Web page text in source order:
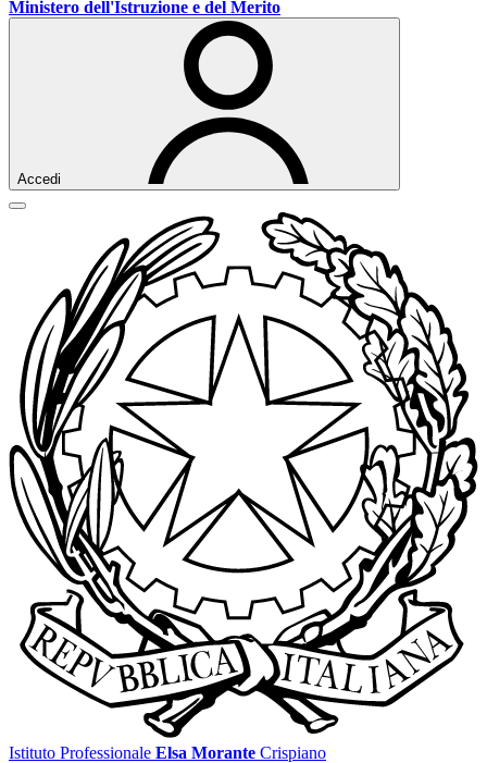
Ministero dell'Istruzione e del Merito
Accedi
Istituto Professionale Elsa Morante Crispiano